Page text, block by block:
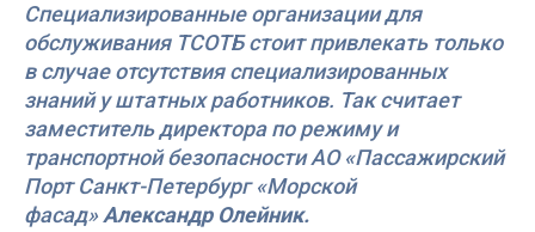
Специализированные организации для
обслуживания ТСОТБ стоит привлекать только
в случае отсутствия специализированных
знаний у штатных работников. Так считает
заместитель директора по режиму и
транспортной безопасности АО «Пассажирский
Порт Санкт-Петербург «Морской
фасад» Александр Олейник.